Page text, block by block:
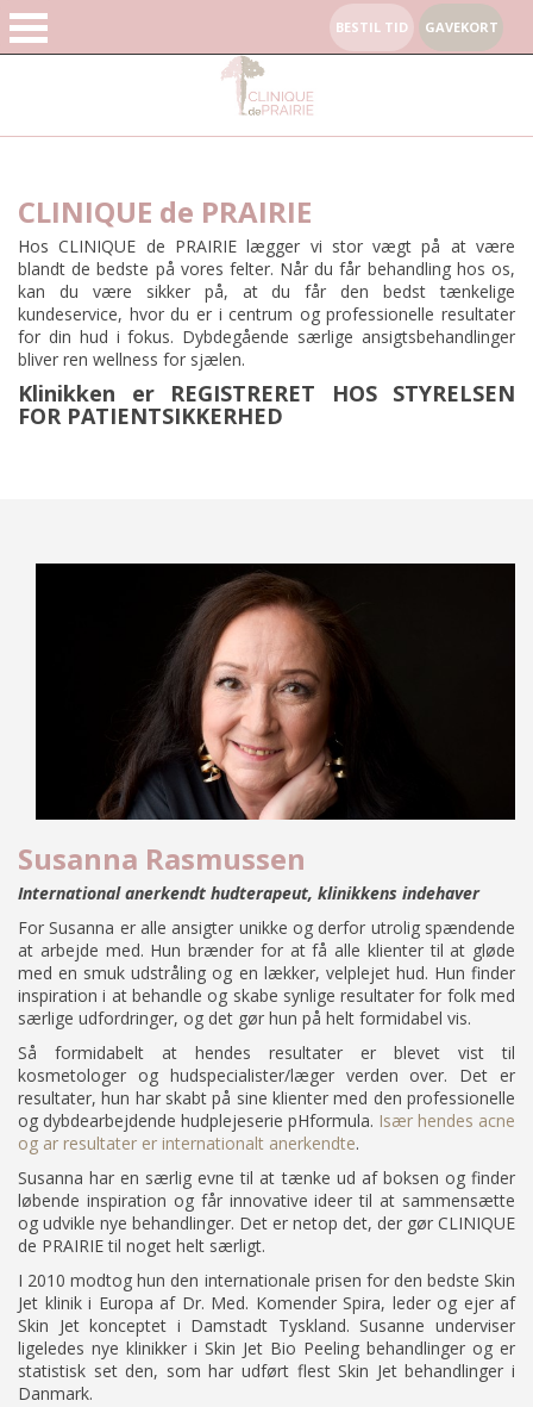
BESTIL TID GAVEKORT
CLINIQUE de PRAIRIE
Hos CLINIQUE de PRAIRIE lægger vi stor vægt på at være
blandt de bedste på vores felter. Når du får behandling hos os,
kan du være sikker på, at du får den bedst tænkelige
kundeservice, hvor du er i centrum og professionelle resultater
for din hud i fokus. Dybdegående særlige ansigtsbehandlinger
bliver ren wellness for sjælen.
Klinikken er REGISTRERET HOS STYRELSEN
FOR PATIENTSIKKERHED
Susanna Rasmussen
International anerkendt hudterapeut, klinikkens indehaver
For Susanna er alle ansigter unikke og derfor utrolig spændende
at arbejde med. Hun brænder for at få alle klienter til at gløde
med en smuk udstråling og en lækker, velplejet hud. Hun finder
inspiration i at behandle og skabe synlige resultater for folk med
særlige udfordringer, og det gør hun på helt formidabel vis.
Så formidabelt at hendes resultater er blevet vist til
kosmetologer og hudspecialister/læger verden over. Det er
resultater, hun har skabt på sine klienter med den professionelle
og dybdearbejdende hudplejeserie pHformula. Især hendes acne
og ar resultater er internationalt anerkendte.
Susanna har en særlig evne til at tænke ud af boksen og finder
løbende inspiration og får innovative ideer til at sammensætte
og udvikle nye behandlinger. Det er netop det, der gør CLINIQUE
de PRAIRIE til noget helt særligt.
I 2010 modtog hun den internationale prisen for den bedste Skin
Jet klinik i Europa af Dr. Med. Komender Spira, leder og ejer af
Skin Jet konceptet i Damstadt Tyskland. Susanne underviser
ligeledes nye klinikker i Skin Jet Bio Peeling behandlinger og er
statistisk set den, som har udført flest Skin Jet behandlinger i
Danmark.